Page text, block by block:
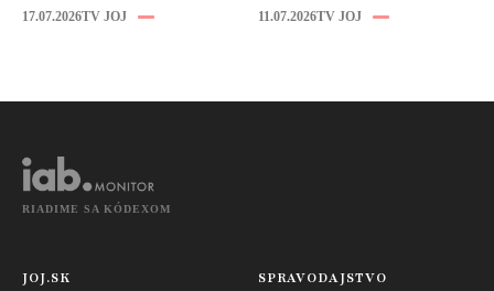
zvládnete
17.07.2026TV JOJ
zmenou účesu: Je
11.07.2026TV JOJ
RIADIME SA KÓDEXOM
JOJ.SK SPRAVODAJSTVO